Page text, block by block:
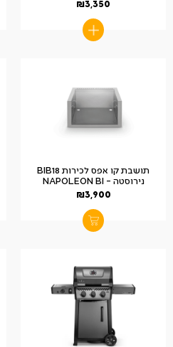
₪3,350
תושבת קו אפס לכירות BIB18
נירוסטה – NAPOLEON BI
₪3,900